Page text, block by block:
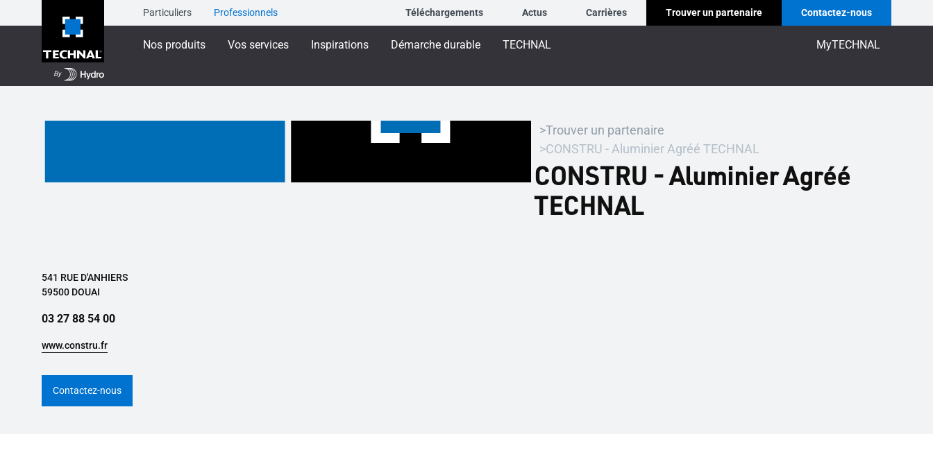
Particuliers Professionnels Téléchargements Actus Carrières Trouver un partenaire Contactez-nous
Nos produits Vos services Inspirations Démarche durable TECHNAL MyTECHNAL
Trouver un partenaire
CONSTRU - Aluminier Agréé TECHNAL
CONSTRU - Aluminier Agréé
TECHNAL
541 RUE D'ANHIERS
59500 DOUAI
03 27 88 54 00
www.constru.fr
Contactez-nous